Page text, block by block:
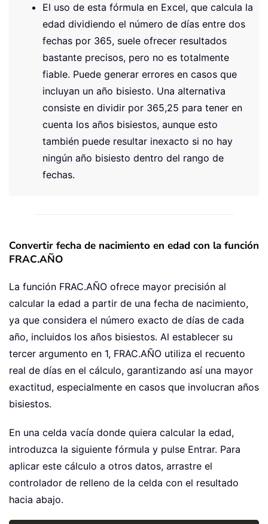
El uso de esta fórmula en Excel, que calcula la
edad dividiendo el número de días entre dos
fechas por 365, suele ofrecer resultados
bastante precisos, pero no es totalmente
fiable. Puede generar errores en casos que
incluyan un año bisiesto. Una alternativa
consiste en dividir por 365,25 para tener en
cuenta los años bisiestos, aunque esto
también puede resultar inexacto si no hay
ningún año bisiesto dentro del rango de
fechas.
Convertir fecha de nacimiento en edad con la función
FRAC.AÑO
La función FRAC.AÑO ofrece mayor precisión al
calcular la edad a partir de una fecha de nacimiento,
ya que considera el número exacto de días de cada
año, incluidos los años bisiestos. Al establecer su
tercer argumento en 1, FRAC.AÑO utiliza el recuento
real de días en el cálculo, garantizando así una mayor
exactitud, especialmente en casos que involucran años
bisiestos.
En una celda vacía donde quiera calcular la edad,
introduzca la siguiente fórmula y pulse Entrar. Para
aplicar este cálculo a otros datos, arrastre el
controlador de relleno de la celda con el resultado
hacia abajo.